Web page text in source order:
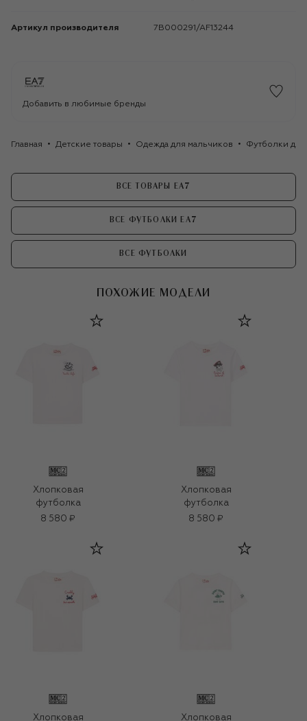
Артикул производителя 7B000291/AF13244
Добавить в любимые бренды
Главная Детские товары Одежда для мальчиков Футболки
ВСЕ ТОВАРЫ EA7
ВСЕ ФУТБОЛКИ EA7
ВСЕ ФУТБОЛКИ
ПОХОЖИЕ МОДЕЛИ
Хлопковая
футболка
8 580 ₽
Хлопковая
футболка
8 580 ₽
Хлопковая Хлопковая